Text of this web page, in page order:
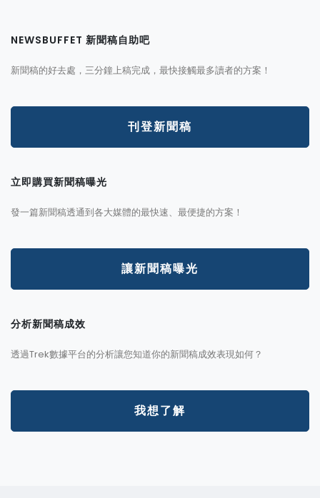
NEWSBUFFET 新聞稿自助吧
新聞稿的好去處，三分鐘上稿完成，最快接觸最多讀者的方案！
刊登新聞稿
立即購買新聞稿曝光
發一篇新聞稿透通到各大媒體的最快速、最便捷的方案！
讓新聞稿曝光
分析新聞稿成效
透過Trek數據平台的分析讓您知道你的新聞稿成效表現如何？
我想了解